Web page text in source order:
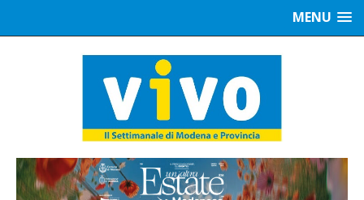
MENU